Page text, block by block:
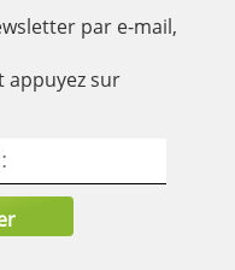
par e-mail,
appuyez sur